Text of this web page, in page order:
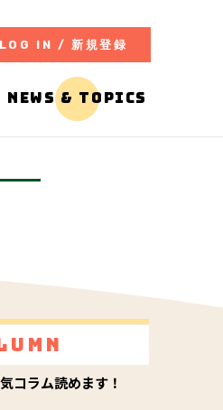
LOG IN / 新規登録
NEWS & TOPICS
コラム読めます！